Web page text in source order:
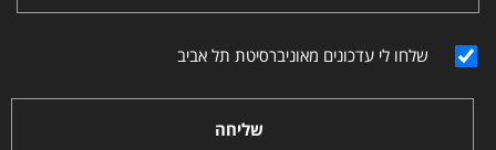
שלחו לי עדכונים מאוניברסיטת תל אביב
שליחה